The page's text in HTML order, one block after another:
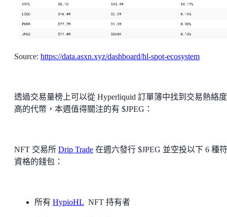
Source: https://data.asxn.xyz/dashboard/hl-spot-ecosystem
透過交易量榜上可以從 Hyperliquid 訂單簿中找到交易熱絡
高的代幣，本週值得關注的有 $JPEG：
NFT 交易所 Drip Trade 在週六發行 $JPEG 並空投以下 6 種
資格的錢包：
所有 HypioHL NFT 持有者